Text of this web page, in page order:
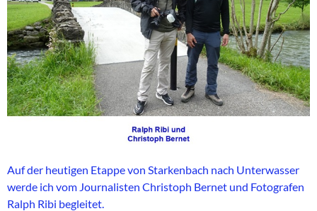
Auf der heutigen Etappe von Starkenbach nach Unterwasser
werde ich vom Journalisten Christoph Bernet und Fotografen
Ralph Ribi begleitet.